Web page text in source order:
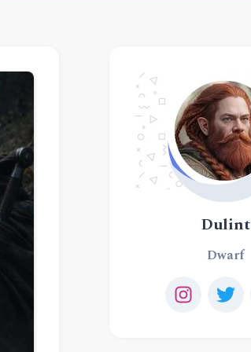
Dulint
Dwarf